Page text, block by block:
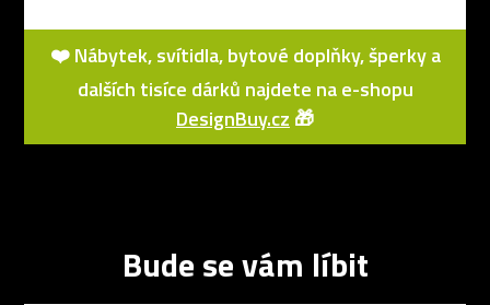
❤️ Nábytek, svítidla, bytové doplňky, šperky a
dalších tisíce dárků najdete na e-shopu
DesignBuy.cz 🎁
Bude se vám líbit